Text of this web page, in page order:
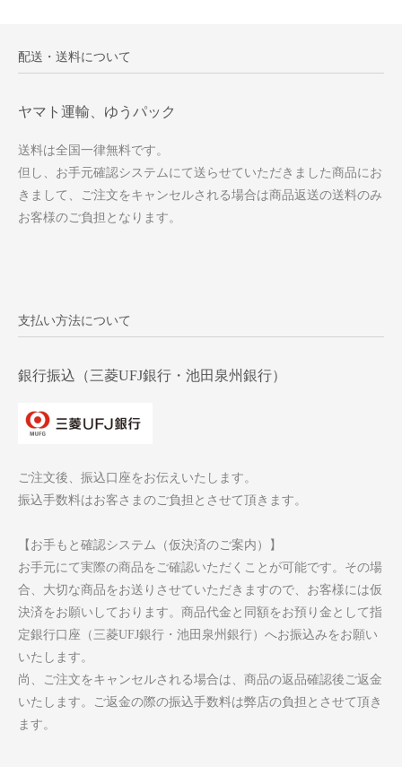
配送・送料について
ヤマト運輸、ゆうパック
送料は全国一律無料です。
但し、お手元確認システムにて送らせていただきました商品にお
きまして、ご注文をキャンセルされる場合は商品返送の送料のみ
お客様のご負担となります。
支払い方法について
銀行振込（三菱UFJ銀行・池田泉州銀行）
ご注文後、振込口座をお伝えいたします。
振込手数料はお客さまのご負担とさせて頂きます。
【お手もと確認システム（仮決済のご案内）】
お手元にて実際の商品をご確認いただくことが可能です。その場
合、大切な商品をお送りさせていただきますので、お客様には仮
決済をお願いしております。商品代金と同額をお預り金として指
定銀行口座（三菱UFJ銀行・池田泉州銀行）へお振込みをお願い
いたします。
尚、ご注文をキャンセルされる場合は、商品の返品確認後ご返金
いたします。ご返金の際の振込手数料は弊店の負担とさせて頂き
ます。